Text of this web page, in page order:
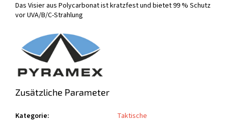
Das Visier aus Polycarbonat ist kratzfest und bietet 99 % Schutz
vor UVA/B/C-Strahlung
Zusätzliche Parameter
Kategorie:
Taktische